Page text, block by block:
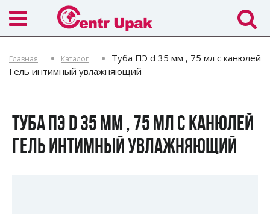
Главная Каталог
Туба ПЭ d 35 мм , 75 мл с канюлей
Гель интимный увлажняющий
ТУБА ПЭ D 35 ММ , 75 МЛ С КАНЮЛЕЙ
ГЕЛЬ ИНТИМНЫЙ УВЛАЖНЯЮЩИЙ